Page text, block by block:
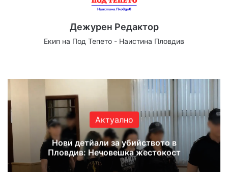
Дежурен Редактор
Екип на Под Тепето - Наистина Пловдив
Актуално
Нови детйали за убийството в
Пловдив: Нечовешка жестокост